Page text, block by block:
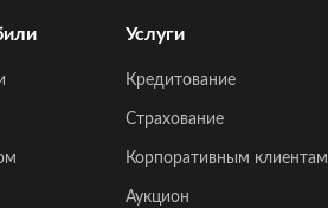
Услуги
Кредитование
Страхование
Корпоративным клиентам
Аукцион